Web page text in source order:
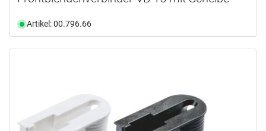
Artikel: 00.796.66